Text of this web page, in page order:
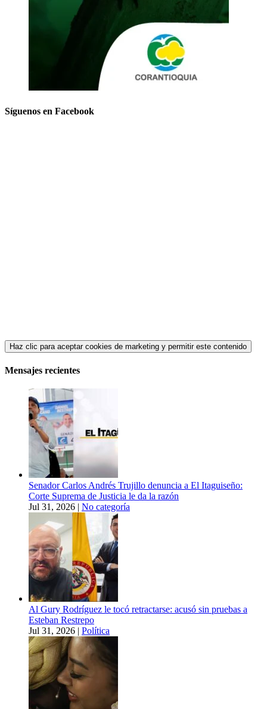
Síguenos en Facebook
Haz clic para aceptar cookies de marketing y permitir este contenido
Mensajes recientes
Senador Carlos Andrés Trujillo denuncia a El Itaguiseño:
Corte Suprema de Justicia le da la razón
Jul 31, 2026 | No categoría
Al Gury Rodríguez le tocó retractarse: acusó sin pruebas a
Esteban Restrepo
Jul 31, 2026 | Política